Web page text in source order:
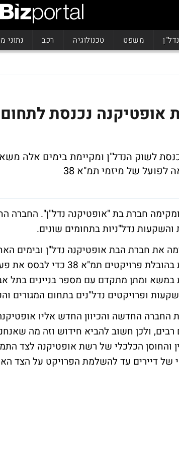
נדל"ן משפט טכנולוגיה רכב נתוני
נכנסת לתחום
לשוק הנדל"ן ומקיימת בימים אלה
לפועל של מיזמי תמ"א 38
חברת בת "אופטיקנה נדל"ן".
את חברת הבת אופטיקנה נדל"ן ובימים
כשותפה את קארן חרס-ברנזון, מומחית בהובלת
ומתן מתקדם עם מספר בניינים בתל
ופרויקטים נדל"נים בתחום המגורים
החדשה והכיוון החדש אליו
ולכן חשוב להביא חידוש וזה מה
והחוסן הכלכלי של רשת אופטיקנה לצד